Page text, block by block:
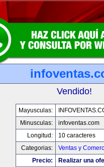
Vendido!
Mayusculas:
Minusculas:
infoventas.com
Longitud:
10 caracteres
Categorias:
Ventas y
Precio:
Realizar una